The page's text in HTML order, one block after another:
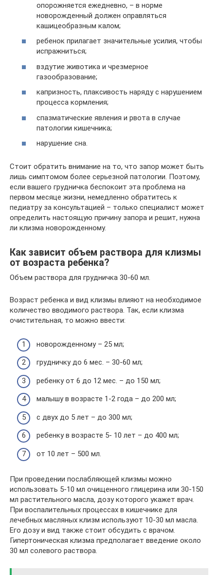
опорожняется ежедневно, – в норме
новорожденный должен оправляться
кашицеобразным калом;
ребенок прилагает значительные усилия, чтобы
испражниться;
вздутие животика и чрезмерное
газообразование;
капризность, плаксивость наряду с нарушением
процесса кормления;
спазматические явления и рвота в случае
патологии кишечника;
нарушение сна.
Стоит обратить внимание на то, что запор может быть
лишь симптомом более серьезной патологии. Поэтому,
если вашего грудничка беспокоит эта проблема на
первом месяце жизни, немедленно обратитесь к
педиатру за консультацией – только специалист может
определить настоящую причину запора и решит, нужна
ли клизма новорожденному.
Как зависит объем раствора для клизмы
от возраста ребенка?
Объем раствора для грудничка 30-60 мл.
Возраст ребенка и вид клизмы влияют на необходимое
количество вводимого раствора. Так, если клизма
очистительная, то можно ввести:
новорожденному – 25 мл;
грудничку до 6 мес. – 30-60 мл;
ребенку от 6 до 12 мес. – до 150 мл;
малышу в возрасте 1-2 года – до 200 мл;
с двух до 5 лет – до 300 мл;
ребенку в возрасте 5- 10 лет – до 400 мл;
от 10 лет – 500 мл.
При проведении послабляющей клизмы можно
использовать 5-10 мл очищенного глицерина или 30-150
мл растительного масла, дозу которого укажет врач.
При воспалительных процессах в кишечнике для
лечебных масляных клизм используют 10-30 мл масла.
Его дозу и вид также стоит обсудить с врачом.
Гипертоническая клизма предполагает введение около
30 мл солевого раствора.